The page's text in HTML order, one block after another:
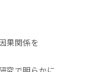
果関係を